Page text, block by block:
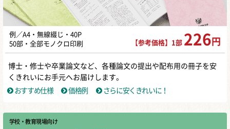
例／A4・無線綴じ・40P
50部・全部モノクロ印刷
【参考価格】1部 226 円
博士・修士や卒業論文など、各種論文の提出や配布用の冊子を安
くきれいにお手元へお届けします。
おすすめ仕様
価格例 さらに安くきれいに！
学校・教育現場向け